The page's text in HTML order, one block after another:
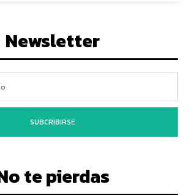
Newsletter
SUBCRIBIRSE
te pierdas